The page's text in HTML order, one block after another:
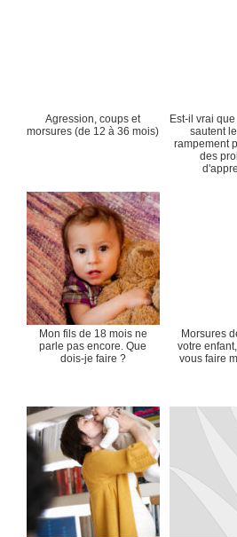
Agression, coups et
morsures (de 12 à 36 mois)
Est-il vrai
sautent
rampement
des
Mon fils de 18 mois ne
parle pas encore. Que
dois-je faire ?
Morsures
votre
vous faire